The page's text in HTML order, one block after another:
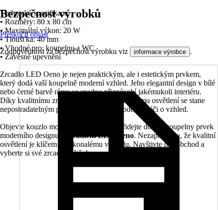
Technická specifikace:
• Rozměry: 80 x 80 cm
• Maximální výkon: 20 W
• Tloušťka: 40 mm
• Vhodné pro: koupelnu a WC
• Závěsné upevnění
Zrcadlo LED Oeno je nejen praktickým, ale i estetickým prvkem,
který dodá vaší koupelně moderní vzhled. Jeho elegantní design v bílé
nebo černé barvě rámu se snadno přizpůsobí jakémukoli interiéru.
Díky kvalitnímu zrcadlovému sklu a efektivnímu osvětlení se stane
nepostradatelným pomocníkem při každodenní péči o vzhled.
Objevte kouzlo moderního osvětlení a přidejte do své koupelny prvek
moderního designu s
zrcadlem LED Oeno. Nezapomeňte, že kvalitní
osvětlení je klíčem k dokonalému vzhledu. Navštivte náš obchod a
vyberte si své zrcadlo ještě dnes.
Bezpečnost výrobků
Přeskočit oblast
Zodpovědnost za bezpečnost výrobku viz informace výrobce .